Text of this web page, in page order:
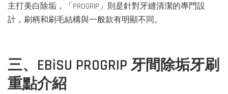
主打美白除垢，「PROGRIP」則是針對牙縫清潔的專門設
計，刷柄和刷毛結構與一般款有明顯不同。
三、EBiSU PROGRIP 牙間除垢牙刷
重點介紹